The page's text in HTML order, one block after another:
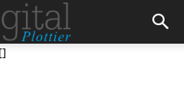
[]